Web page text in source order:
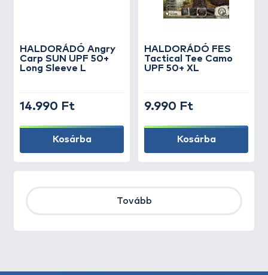
HALDORÁDÓ Angry
Carp SUN UPF 50+
Long Sleeve L
14.990 Ft
Kosárba
HALDORÁDÓ FES
Tactical Tee Camo
UPF 50+ XL
9.990 Ft
Kosárba
Tovább